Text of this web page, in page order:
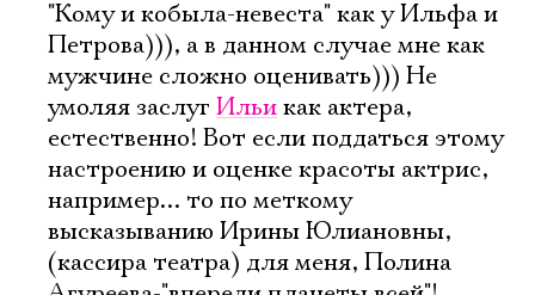
"Кому и кобыла-невеста" как у Ильфа и
Петрова))), а в данном случае мне как
мужчине сложно оценивать))) Не
умоляя заслуг Ильикак актера,
естественно! Вот если поддаться этому
настроению и оценке красоты актрис,
например... то по меткому
высказыванию Ирины Юлиановны,
(кассира театра) для меня, Полина